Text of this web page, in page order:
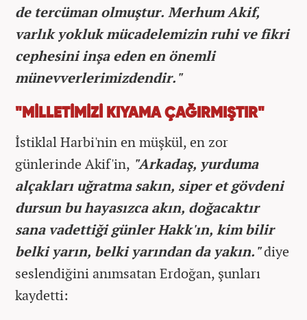
de tercüman olmuştur. Merhum Akif,
varlık yokluk mücadelemizin ruhi ve fikri
cephesini inşa eden en önemli
münevverlerimizdendir."
"MİLLETİMİZİ KIYAMA ÇAĞIRMIŞTIR"
İstiklal Harbi'nin en müşkül, en zor
günlerinde Akif'in, "Arkadaş, yurduma
alçakları uğratma sakın, siper et gövdeni
dursun bu hayasızca akın, doğacaktır
sana vadettiği günler Hakk'ın, kim bilir
belki yarın, belki yarından da yakın."diye
seslendiğini anımsatan Erdoğan, şunları
kaydetti: